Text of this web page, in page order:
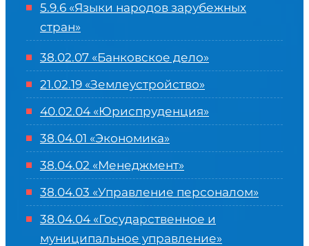
5.9.6 «Языки народов зарубежных
стран»
38.02.07 «Банковское дело»
21.02.19 «Землеустройство»
40.02.04 «Юриспруденция»
38.04.01 «Экономика»
38.04.02 «Менеджмент»
38.04.03 «Управление персоналом»
38.04.04 «Государственное и
муниципальное управление»